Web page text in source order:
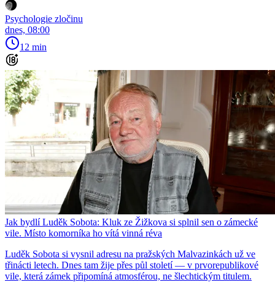
Psychologie zločinu
dnes, 08:00
12 min
Jak bydlí Luděk Sobota: Kluk ze Žižkova si splnil sen o zámecké
vile. Místo komorníka ho vítá vinná réva
Luděk Sobota si vysnil adresu na pražských Malvazinkách už ve
třinácti letech. Dnes tam žije přes půl století — v prvorepublikové
vile, která zámek připomíná atmosférou, ne šlechtickým titulem.